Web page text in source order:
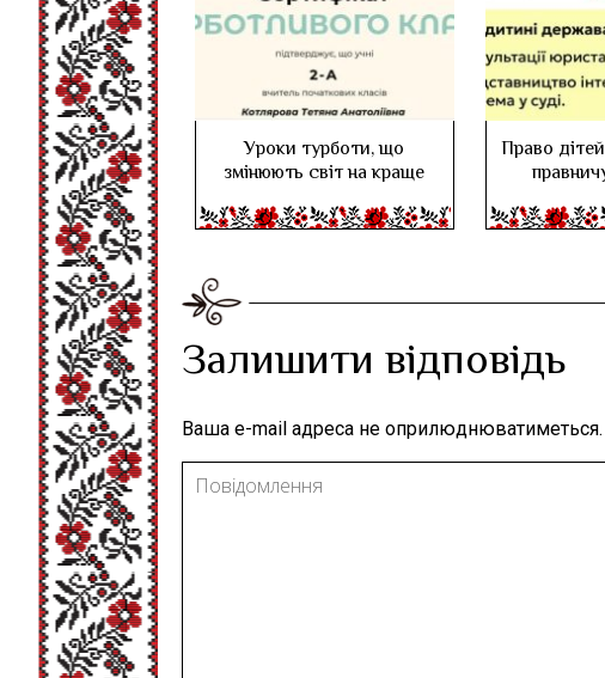
Уроки турботи, що
змінюють світ на краще
Право
Залишити відповідь
Ваша e-mail адреса не оприлюднюватиметься.